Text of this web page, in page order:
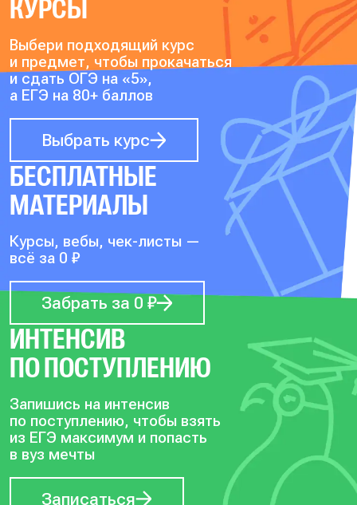
КУРСЫ
Выбери подходящий курс
и предмет, чтобы прокачаться
и сдать ОГЭ на «5»,
а ЕГЭ на 80+ баллов
Выбрать курс
БЕСПЛАТНЫЕ
МАТЕРИАЛЫ
Курсы, вебы, чек-листы —
всё за 0 ₽
Забрать за 0 ₽
ИНТЕНСИВ
ПО ПОСТУПЛЕНИЮ
Запишись на интенсив
по поступлению, чтобы взять
из ЕГЭ максимум и попасть
в вуз мечты
Записаться